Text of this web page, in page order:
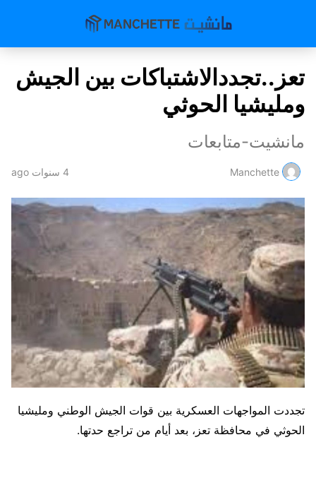
تعز..تجددالاشتباكات بين الجيش
ومليشيا الحوثي
مانشيت-متابعات
Manchette 4 سنوات ago
تجددت المواجهات العسكرية بين قوات الجيش الوطني ومليشيا
الحوثي في محافظة تعز، بعد أيام من تراجع حدتها.